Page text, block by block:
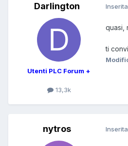
Darlington
Utenti PLC Forum +
13,3k
quasi,
ti
nytros